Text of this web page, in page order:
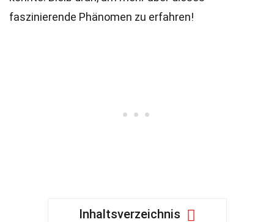
faszinierende Phänomen zu erfahren!
Inhaltsverzeichnis